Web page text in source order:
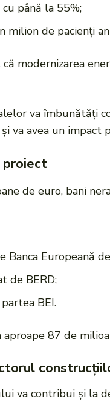
până la 55%;
milion de pacienți
modernizarea
va
va avea un impact
proiect
de euro, bani
Europeană
de BERD;
BEI.
87 de
va contribui și la